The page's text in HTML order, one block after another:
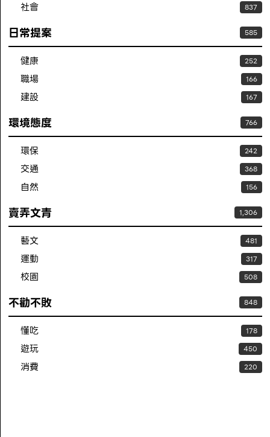
社會 837
日常提案 585
健康 252
職場 166
建設 167
環境態度 766
環保 242
交通 368
自然 156
賣弄文青 1,306
藝文 481
運動 317
校園 508
不勸不敗 848
懂吃 178
遊玩 450
消費 220